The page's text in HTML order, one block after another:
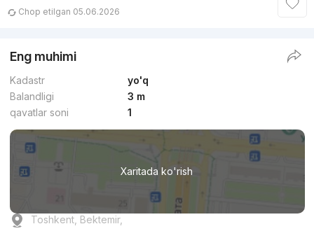
Chop etilgan 05.06.2026
Eng muhimi
Kadastr
yo'q
Balandligi
3 m
qavatlar soni
1
Xaritada ko'rish
Toshkent, Bektemir,